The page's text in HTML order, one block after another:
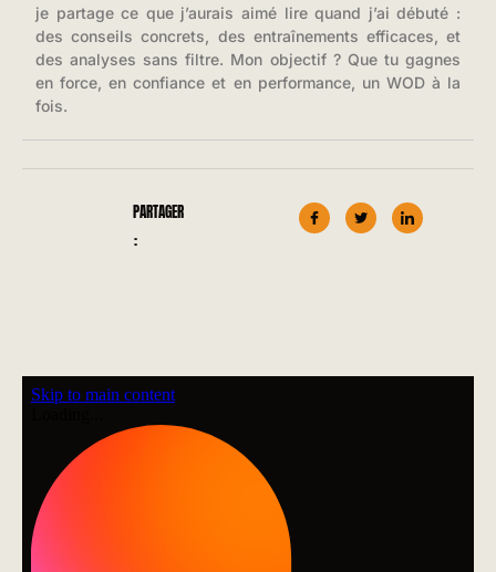
je partage ce que j’aurais aimé lire quand j’ai débuté :
des conseils concrets, des entraînements efficaces, et
des analyses sans filtre. Mon objectif ? Que tu gagnes
en force, en confiance et en performance, un WOD à la
fois.
PARTAGER
: